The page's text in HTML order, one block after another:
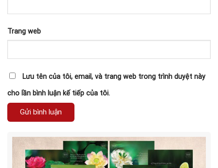
Trang web
Lưu tên của tôi, email, và trang web trong trình duyệt này
cho lần bình luận kế tiếp của tôi.